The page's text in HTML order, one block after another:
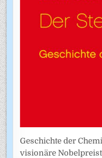
Geschichte der
visionäre